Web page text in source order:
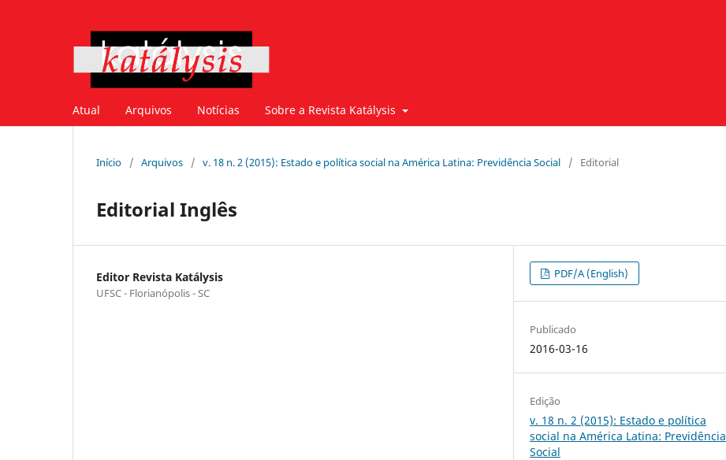
Atual Arquivos Notícias Sobre a Revista Katálysis
Início / Arquivos / v. 18 n. 2 (2015): Estado e política social na América Latina: Previdência Social / Editorial
Editorial Inglês
Editor Revista Katálysis
UFSC - Florianópolis - SC
PDF/A (English)
Publicado
2016-03-16
Edição
v. 18 n. 2 (2015): Estado e política
social na América Latina: Previdência
Social